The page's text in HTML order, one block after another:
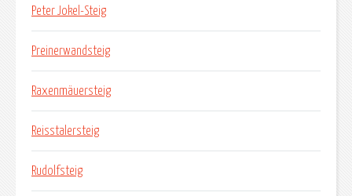
Peter Jokel-Steig
Preinerwandsteig
Raxenmäuersteig
Reisstalersteig
Rudolfsteig